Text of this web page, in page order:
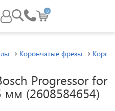
0
Корончатые фрезы
Progressor for
(2608584654)